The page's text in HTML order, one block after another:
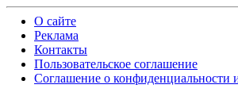
О сайте
Реклама
Контакты
Пользовательское соглашение
Соглашение о конфиденциальности